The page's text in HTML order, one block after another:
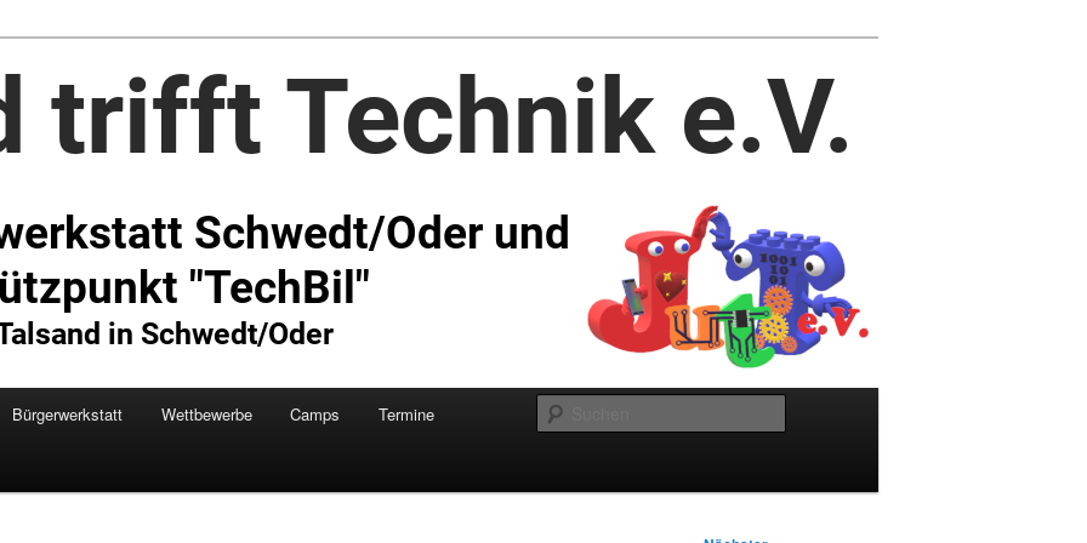
e.V.
Bürgerwerkstatt Wettbewerbe Camps Termine